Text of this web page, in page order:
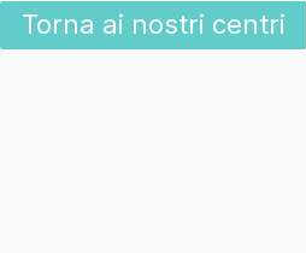
Torna ai nostri centri